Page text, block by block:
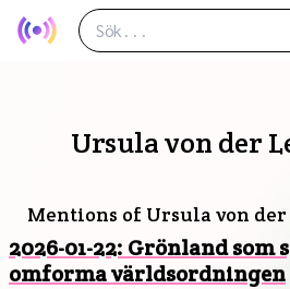
Ursula von der
Mentions of Ursula von
2026-01-22: Grönland
omforma världsordningen